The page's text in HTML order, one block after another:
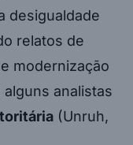
desigualdade
relatos de
modernização
analistas
(Unruh,